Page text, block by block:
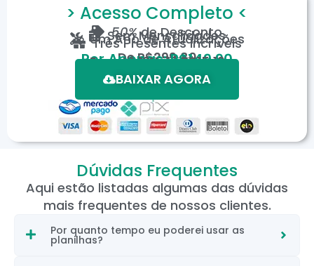
> Acesso Completo <
50%de Desconto
Sem Mensalidades
Um Ano de Atualizações
Três Presentes Incríveis
DeR$299,80
Por Apenas: R$149,90
Em até 12X de R$15,19
*Oferta válida por tempo limitado.
BAIXAR AGORA
Dúvidas Frequentes
Aqui estão listadas algumas das dúvidas
mais frequentes de nossos clientes.
Por quanto tempo eu poderei usar as
planilhas?